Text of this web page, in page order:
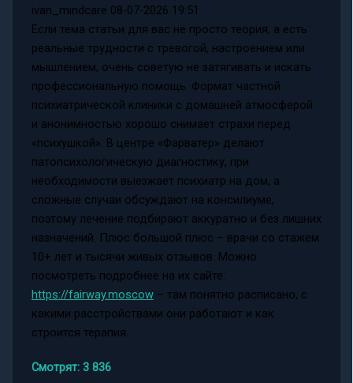
ivan_mindcare 08-07-2026 19:51
Если тема статьи для вас не просто теория, а есть
реальные трудности с тревогой, настроением или
мышлением, очень советую не затягивать и искать
профессиональную помощь. Формат частной
психиатрической клиники с домашней атмосферой
и анонимностью хорошо снимает страхи перед
«психушкой». В центре «Фарватер» делают
патопсихологическую диагностику, при
необходимости выезжает психиатр на дом, а
сложные случаи обсуждают на консилиуме,
поэтому лечение подбирают аккуратно и без лишних
назначений. Плюс большой плюс – врачи со стажем
10+ лет и тысячи живых отзывов. Можно
посмотреть подробнее на их сайте:
https://fairway.moscow– там понятно расписано, с
какими расстройствами они работают и как
строится терапия.
Смотрят: 3 836